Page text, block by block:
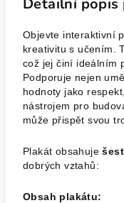
Detailní
Objevte interaktivní
kreativitu s učením.
což jej činí ideálním
Podporuje nejen
hodnoty jako
nástrojem pro
může přispět svou
Plakát obsahuje
dobrých vztahů:
Obsah plakátu: